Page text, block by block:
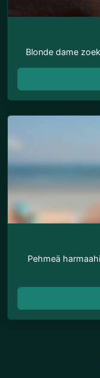
Blonde dame
Pehmeä